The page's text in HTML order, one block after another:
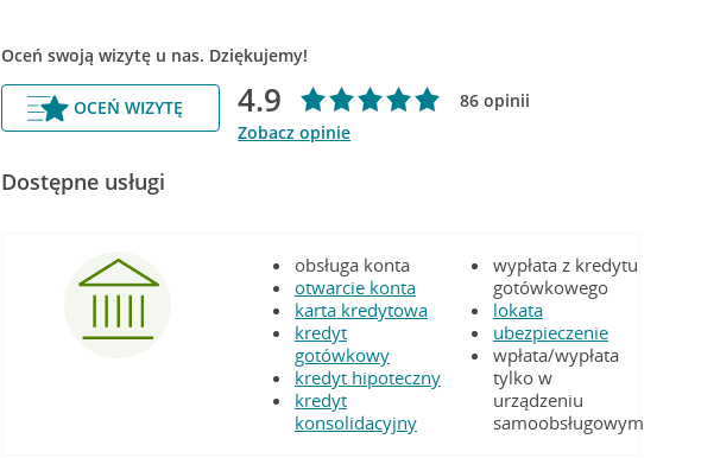
Oceń swoją wizytę u nas. Dziękujemy!
OCEŃ WIZYTĘ 4.9
86 opinii
Zobacz opinie
Dostępne usługi
obsługa konta
otwarcie konta
karta kredytowa
kredyt
gotówkowy
kredyt hipoteczny
kredyt
konsolidacyjny
wypłata z kredytu
gotówkowego
lokata
ubezpieczenie
wpłata/wypłata
tylko w
urządzeniu
samoobsługowym